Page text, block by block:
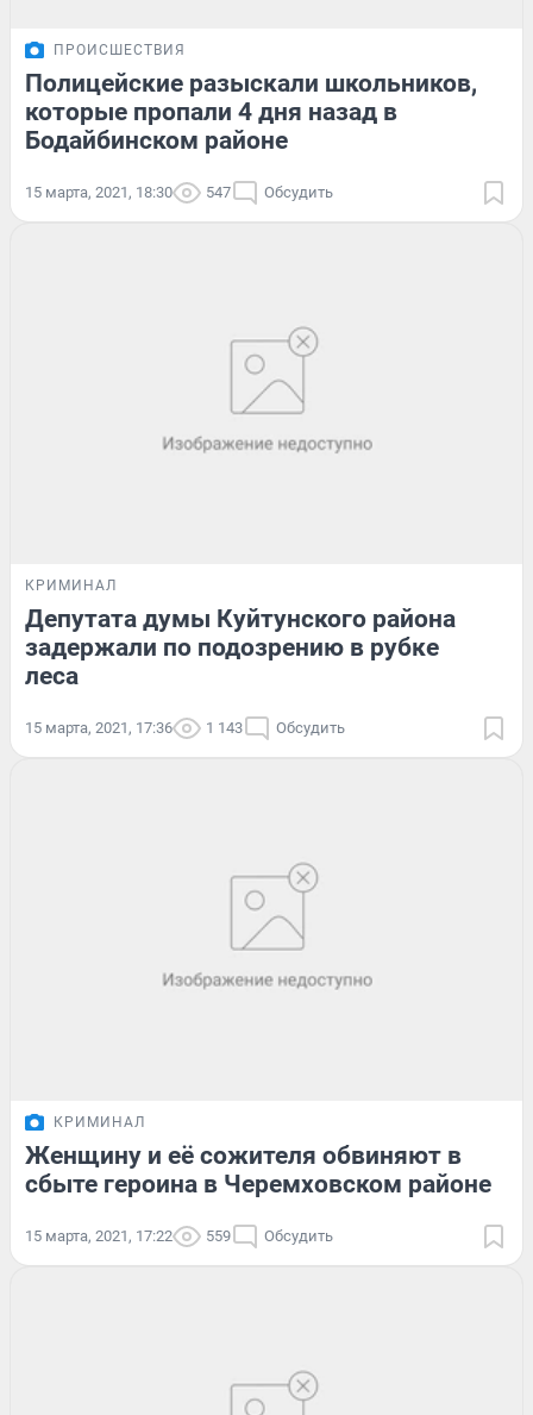
ПРОИСШЕСТВИЯ
Полицейские разыскали школьников,
которые пропали 4 дня назад в
Бодайбинском районе
15 марта, 2021, 18:30 547 Обсудить
КРИМИНАЛ
Депутата думы Куйтунского района
задержали по подозрению в рубке
леса
15 марта, 2021, 17:36 1 143 Обсудить
КРИМИНАЛ
Женщину и её сожителя обвиняют в
сбыте героина в Черемховском районе
15 марта, 2021, 17:22 559 Обсудить